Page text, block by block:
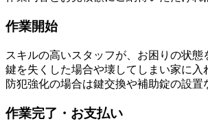
作業開始
スキルの高いスタッフが、お困りの状
鍵を失くした場合や壊してしまい家に
防犯強化の場合は鍵交換や補助錠の設置
作業完了・お支払い